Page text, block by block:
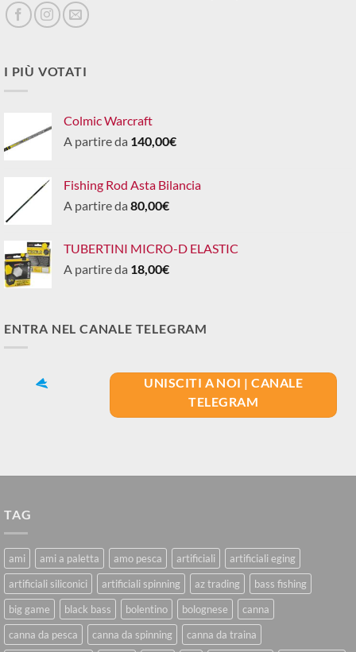
I PIÙ VOTATI
Colmic Warcraft
A partire da 140,00€
Fishing Rod Asta Bilancia
A partire da 80,00€
TUBERTINI MICRO-D ELASTIC
A partire da 18,00€
ENTRA NEL CANALE TELEGRAM
UNISCITI A NOI | CANALE
TELEGRAM
TAG
ami ami a paletta amo pesca artificiali
artificiali eging
artificiali siliconici
artificiali spinning az trading
bass fishing
big game
black bass bolentino bolognese
canna
canna da pesca
canna da spinning canna da traina